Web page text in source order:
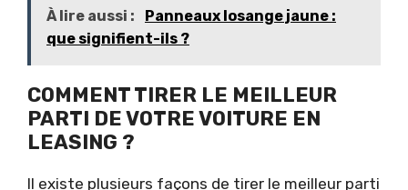
À lire aussi :
Panneaux losange jaune :
que signifient-ils ?
COMMENT TIRER LE MEILLEUR
PARTI DE VOTRE VOITURE EN
LEASING ?
Il existe plusieurs façons de tirer le meilleur parti